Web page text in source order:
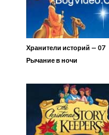
Хранители историй — 07
Рычание в ночи